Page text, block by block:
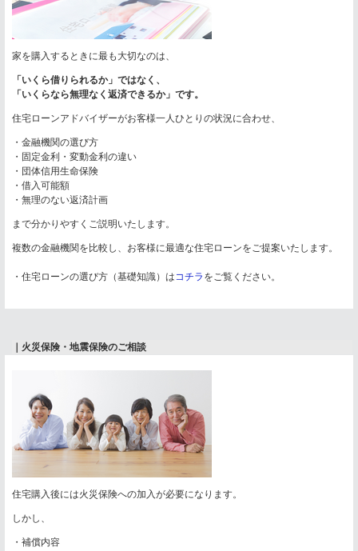
家を購入するときに最も大切なのは、
「いくら借りられるか」ではなく、
「いくらなら無理なく返済できるか」です。
住宅ローンアドバイザーがお客様一人ひとりの状況に合わせ、
・金融機関の選び方
・固定金利・変動金利の違い
・団体信用生命保険
・借入可能額
・無理のない返済計画
まで分かりやすくご説明いたします。
複数の金融機関を比較し、お客様に最適な住宅ローンをご提案いたします。
・住宅ローンの選び方（基礎知識）はコチラ をご覧ください。
｜火災保険・地震保険のご相談
住宅購入後には火災保険への加入が必要になります。
しかし、
・補償内容